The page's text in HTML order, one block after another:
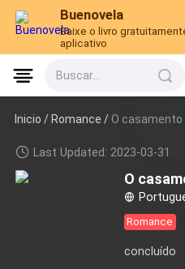
Buenovela
Baixe o livro
aplicativo
Buscar...
Inicio /Romance / O casamento
Last Updated: 2023-03-31
O
Romance
concluído